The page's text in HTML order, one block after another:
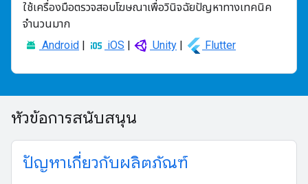
ใช้เครื่องมือตรวจสอบโฆษณาเพื่อวินิจฉัยปัญหาทางเทคนิค
จำนวนมาก
Android | iOS | Unity | Flutter
หัวข้อการสนับสนุน
ปัญหาเกี่ยวกับผลิตภัณฑ์